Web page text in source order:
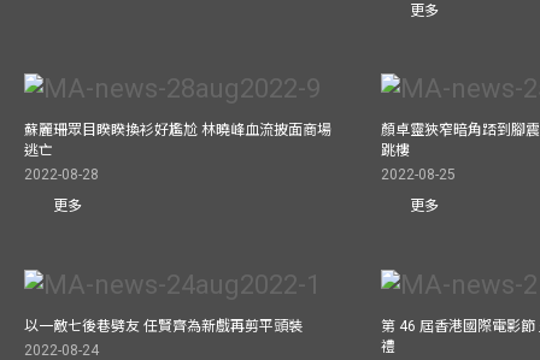
更多
蘇麗珊眾目睽睽換衫好尷尬 林曉峰血流披面商場
逃亡
2022-08-28
更多
顏卓靈狹窄暗角踎到腳
跳樓
2022-08-25
更多
以一敵七後巷劈友 任賢齊為新戲再剪平頭裝
2022-08-24
第 46 屆香港國際電影
禮